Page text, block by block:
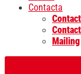
Contacta
Mailing